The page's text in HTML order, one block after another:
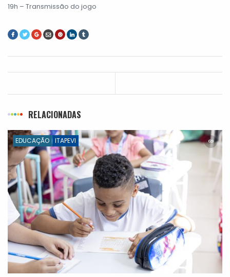
19h – Transmissão do jogo
RELACIONADAS
EDUCAÇÃO ITAPEVI